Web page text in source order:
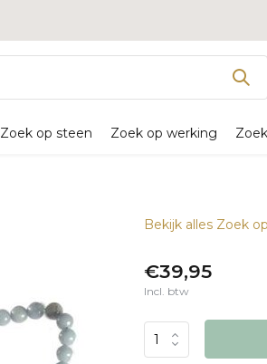
Zoek op steen Zoek op werking
Bekijk alles Zoek
€39,95
Incl. btw